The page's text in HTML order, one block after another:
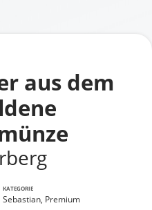
aus dem
KATEGORIE
Sebastian, Premium